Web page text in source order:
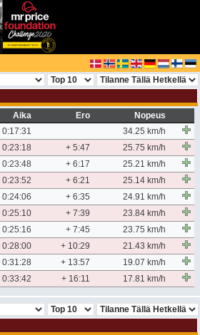
Aika Ero
Nopeus
0:17:31
34.25 km/h
0:23:18 + 5:47
25.75 km/h
0:23:48 + 6:17
25.21 km/h
0:23:52 + 6:21
25.14 km/h
0:24:06 + 6:35
24.91 km/h
0:25:10 + 7:39
23.84 km/h
0:25:16 + 7:45
23.75 km/h
0:28:00 + 10:29
21.43 km/h
0:31:28 + 13:57
19.07 km/h
0:33:42 + 16:11 17.81 km/h